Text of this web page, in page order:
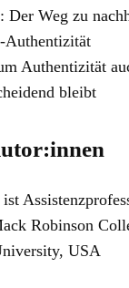
Der Weg zu
Authentizität
Authentizität
bleibt
Robinson
USA